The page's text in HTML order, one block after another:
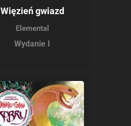
Więzień gwiazd
Elemental
Wydanie I